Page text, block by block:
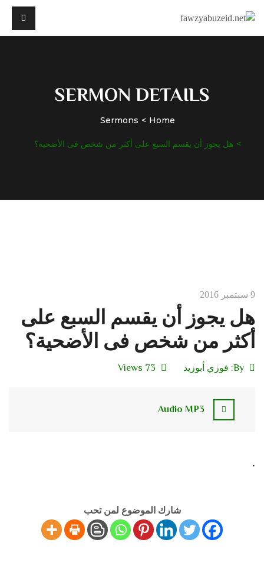
SERMON DETAILS
Home
Sermons
هل يجوز أن يقسم السبع على أكثر من شخص فى الأضحية؟
9 سبتمبر 2016
هل يجوز أن يقسم السبع على
أكثر من شخص فى الأضحية؟
By: فوزي أبوزيد 73 Views
Audio MP3
.
شارك الموضوع لمن تحب